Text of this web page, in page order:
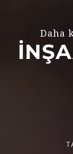
Daha